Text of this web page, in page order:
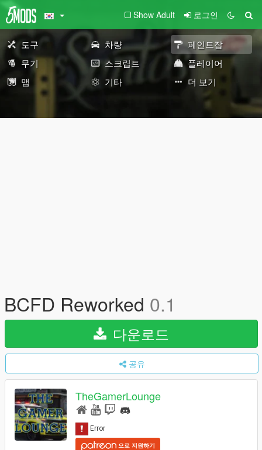
Show Adult 로그인
도구 차량
페인트잡
무기
스크립트
플레이어
맵
기타 더 보기
BCFD Reworked 0.1
다운로드
공유
TheGamerLounge
으로 지원하기